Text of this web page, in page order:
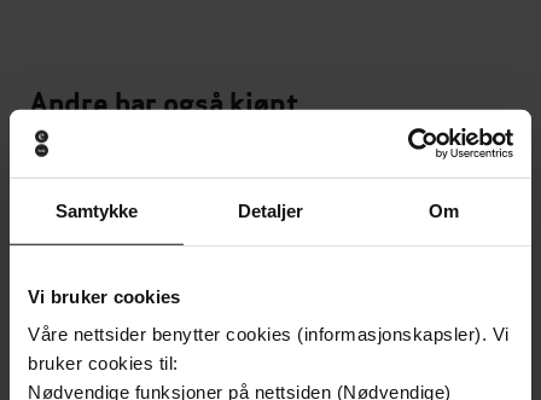
Samtykke Detaljer Om
Vi bruker cookies
Våre nettsider benytter cookies (informasjonskapsler). Vi
bruker cookies til:
Nødvendige funksjoner på nettsiden (Nødvendige)
Andre har også kjøpt
Premium
Vinner av Rivertonprisen
Premium